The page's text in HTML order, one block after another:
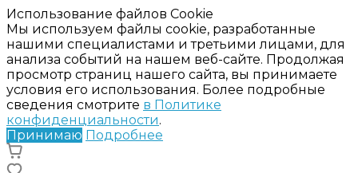
Использование файлов Cookie
Мы используем файлы cookie, разработанные
нашими специалистами и третьими лицами, для
анализа событий на нашем веб-сайте. Продолжая
просмотр страниц нашего сайта, вы принимаете
условия его использования. Более подробные
сведения смотрите в Политике
конфиденциальности.
Принимаю Подробнее